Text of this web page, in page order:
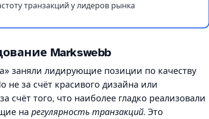
транзакций у лидеров рынка
Markswebb
заняли лидирующие позиции по качеству
не за счёт красивого дизайна или
счёт того, что наиболее гладко реализовали
на регулярность транзакций. Это